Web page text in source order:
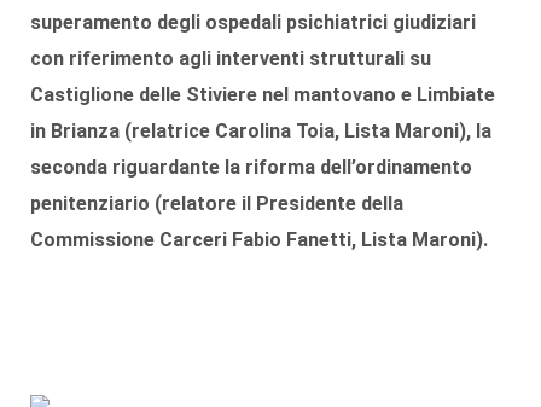
superamento degli ospedali psichiatrici giudiziari
con riferimento agli interventi strutturali su
Castiglione delle Stiviere nel mantovano e Limbiate
in Brianza (relatrice Carolina Toia, Lista Maroni), la
seconda riguardante la riforma dell’ordinamento
penitenziario (relatore il Presidente della
Commissione Carceri Fabio Fanetti, Lista Maroni).